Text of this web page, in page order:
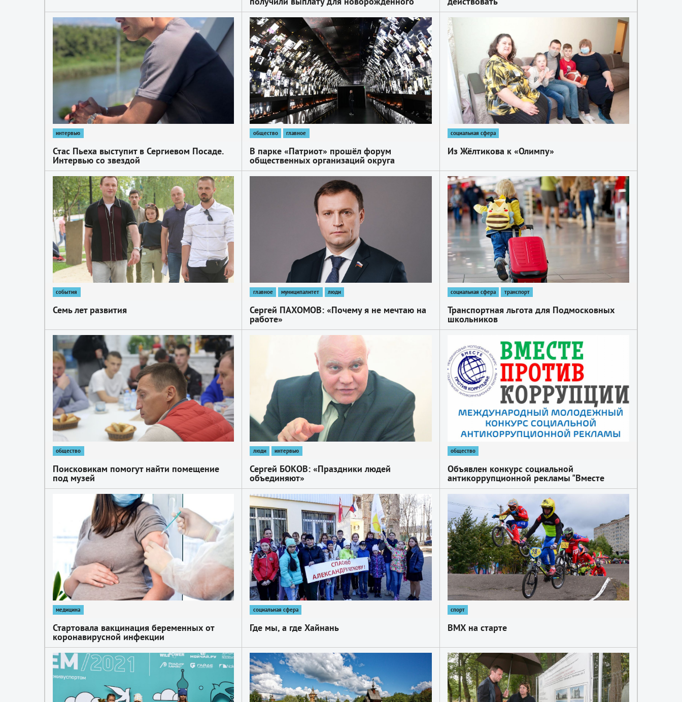
1
интервью
Стас Пьеха выступит в Сергиевом Посаде.
Интервью со звездой
1
общество главное
В парке «Патриот» прошёл форум
общественных организаций округа
1
социальная сфера
Из Жёлтикова к «Олимпу»
1
события
Семь лет развития
главное муниципалитет люди
Сергей ПАХОМОВ: «Почему я не мечтаю на
работе»
1
социальная сфера транспорт
Транспортная льгота для Подмосковных
школьников
общество
Поисковикам помогут найти помещение
под музей
люди интервью
Сергей БОКОВ: «Праздники людей
объединяют»
общество
Объявлен конкурс социальной
антикоррупционной рекламы "Вместе
против коррупции!"
медицина
Стартовала вакцинация беременных от
коронавирусной инфекции
1
социальная сфера
Где мы, а где Хайнань
спорт
ВМХ на старте
1 1 1